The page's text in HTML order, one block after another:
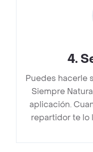
4.
Puedes hacerle
Siempre
aplicación.
repartidor te lo